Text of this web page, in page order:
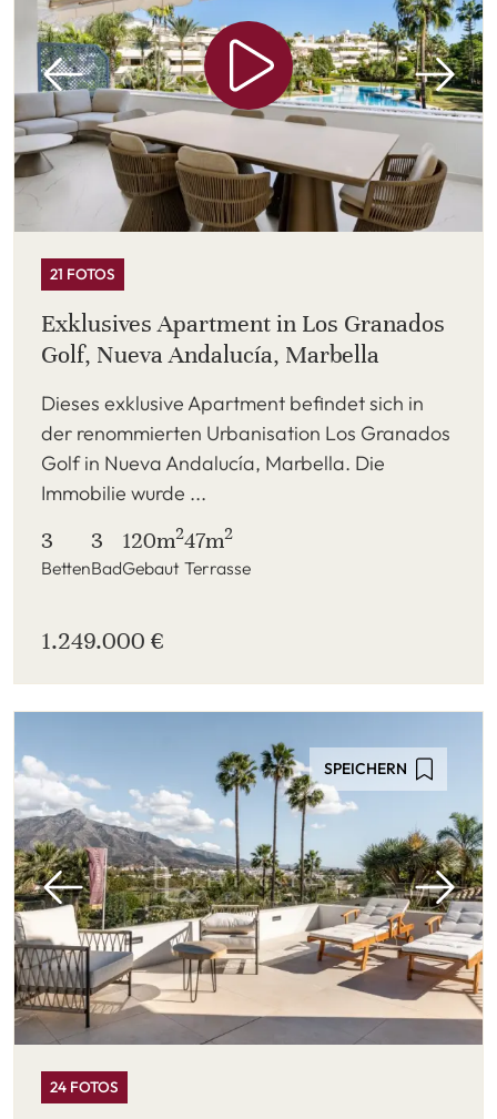
21 FOTOS
Exklusives Apartment in Los Granados
Golf, Nueva Andalucía, Marbella
Dieses exklusive Apartment befindet sich in
der renommierten Urbanisation Los Granados
Golf in Nueva Andalucía, Marbella. Die
Immobilie wurde ...
3
Betten
3
Bad
120m2
Gebaut
47m2
Terrasse
1.249.000 €
SPEICHERN
24 FOTOS